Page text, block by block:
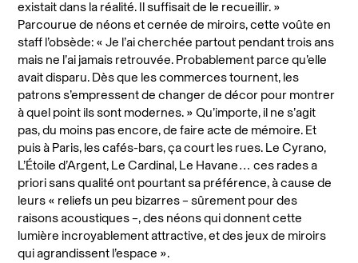
existait dans la réalité. Il suffisait de le recueillir. »
Parcourue de néons et cernée de miroirs, cette voûte en
staff l’obsède: « Je l’ai cherchée partout pendant trois ans
mais ne l’ai jamais retrouvée. Probablement parce qu’elle
avait disparu. Dès que les commerces tournent, les
patrons s’empressent de changer de décor pour montrer
à quel point ils sont modernes. » Qu’importe, il ne s’agit
pas, du moins pas encore, de faire acte de mémoire. Et
puis à Paris, les cafés-bars, ça court les rues. Le Cyrano,
L’Étoile d’Argent, Le Cardinal, Le Havane… ces rades a
priori sans qualité ont pourtant sa préférence, à cause de
leurs « reliefs un peu bizarres – sûrement pour des
raisons acoustiques –, des néons qui donnent cette
lumière incroyablement attractive, et des jeux de miroirs
qui agrandissent l’espace ».